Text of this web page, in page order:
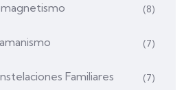
(8)
(7)
Familiares (7)